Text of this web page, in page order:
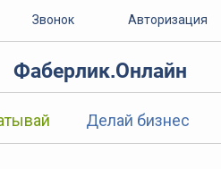
Звонок Авторизация
Фаберлик.Онлайн
Делай бизнес